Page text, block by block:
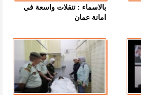
بالاسماء : تنقلات واسعة في
امانة عمان